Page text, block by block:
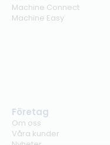
Machine Connect
Machine Easy
Företag
Om oss
Våra kunder